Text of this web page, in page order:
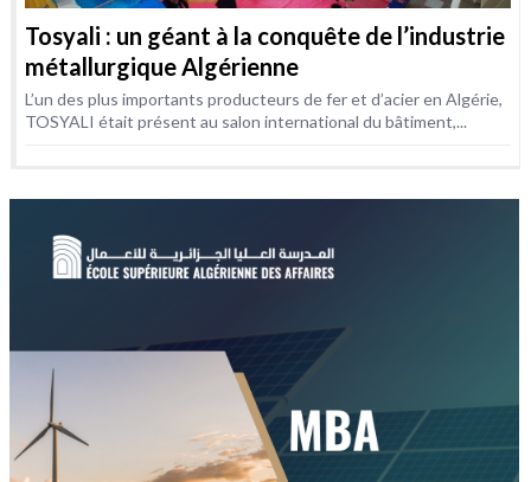
Tosyali : un géant à la conquête de l’industrie
métallurgique Algérienne
L’un des plus importants producteurs de fer et d’acier en Algérie,
TOSYALI était présent au salon international du bâtiment,...